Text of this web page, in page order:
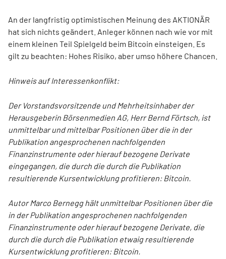
An der langfristig optimistischen Meinung des AKTIONÄR
hat sich nichts geändert. Anleger können nach wie vor mit
einem kleinen Teil Spielgeld beim Bitcoin einsteigen. Es
gilt zu beachten: Hohes Risiko, aber umso höhere Chancen.
Hinweis auf Interessenkonflikt:
Der Vorstandsvorsitzende und Mehrheitsinhaber der
Herausgeberin Börsenmedien AG, Herr Bernd Förtsch, ist
unmittelbar und mittelbar Positionen über die in der
Publikation angesprochenen nachfolgenden
Finanzinstrumente oder hierauf bezogene Derivate
eingegangen, die durch die durch die Publikation
resultierende Kursentwicklung profitieren: Bitcoin.
Autor Marco Bernegg hält unmittelbar Positionen über die
in der Publikation angesprochenen nachfolgenden
Finanzinstrumente oder hierauf bezogene Derivate, die
durch die durch die Publikation etwaig resultierende
Kursentwicklung profitieren: Bitcoin.